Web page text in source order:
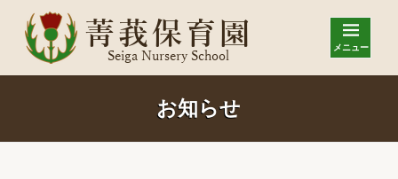
メニュー
お知らせ